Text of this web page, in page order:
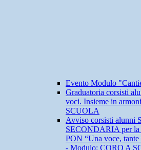
Evento Modulo
Graduatoria corsisti
voci. Insieme in
SCUOLA
Avviso corsisti alunni
SECONDARIA per la
PON “Una voce,
- Modulo: CORO A